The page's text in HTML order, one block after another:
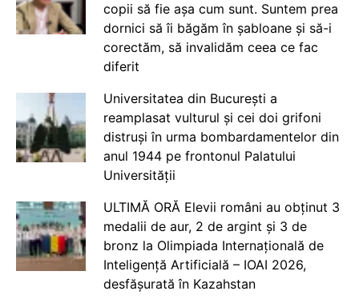
copii să fie așa cum sunt. Suntem prea
dornici să îi băgăm în șabloane și să-i
corectăm, să invalidăm ceea ce fac
diferit
Universitatea din București a
reamplasat vulturul și cei doi grifoni
distruși în urma bombardamentelor din
anul 1944 pe frontonul Palatului
Universității
ULTIMĂ ORĂ Elevii români au obținut 3
medalii de aur, 2 de argint și 3 de
bronz la Olimpiada Internațională de
Inteligență Artificială – IOAI 2026,
desfășurată în Kazahstan